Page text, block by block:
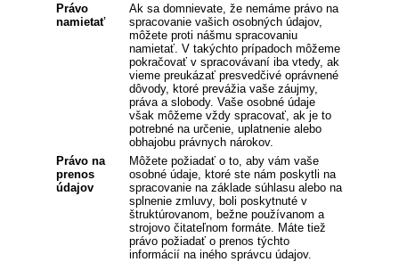
Právo
namietať
Ak sa domnievate, že nemáme právo na
spracovanie vašich osobných údajov,
môžete proti nášmu spracovaniu
namietať. V takýchto prípadoch môžeme
pokračovať v spracovávaní iba vtedy, ak
vieme preukázať presvedčivé oprávnené
dôvody, ktoré prevážia vaše záujmy,
práva a slobody. Vaše osobné údaje
však môžeme vždy spracovať, ak je to
potrebné na určenie, uplatnenie alebo
obhajobu právnych nárokov.
Právo na
prenos
údajov
Môžete požiadať o to, aby vám vaše
osobné údaje, ktoré ste nám poskytli na
spracovanie na základe súhlasu alebo na
splnenie zmluvy, boli poskytnuté v
štruktúrovanom, bežne používanom a
strojovo čitateľnom formáte. Máte tiež
právo požiadať o prenos týchto
informácií na iného správcu údajov.